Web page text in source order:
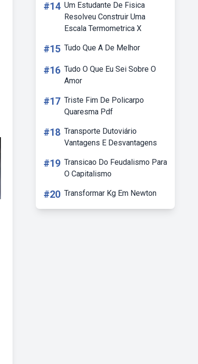
#14 Um Estudante De Fisica
Resolveu Construir Uma
Escala Termometrica X
#15 Tudo Que A De Melhor
#16 Tudo O Que Eu Sei Sobre O
Amor
#17 Triste Fim De Policarpo
Quaresma Pdf
#18 Transporte Dutoviário
Vantagens E Desvantagens
#19 Transicao Do Feudalismo Para
O Capitalismo
#20 Transformar Kg Em Newton